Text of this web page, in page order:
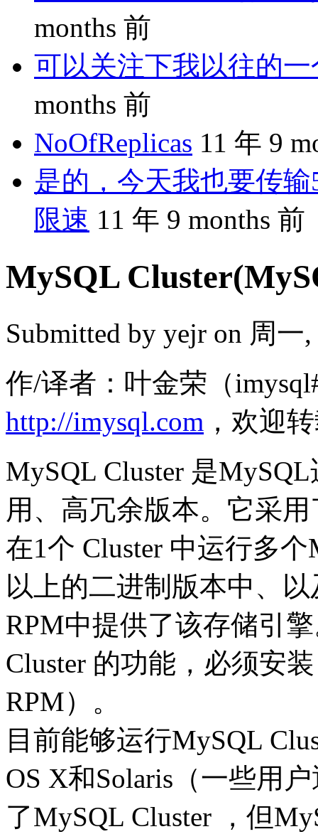
months 前
可以关注下我以往的
months 前
NoOfReplicas 11 年 9
是的，今天我也要传
限速 11 年 9 months 前
MySQL
Submitted by yejr on 周一,
作/译者：叶金荣（
http://imysql.com ，欢迎
MySQL Cluster 是
用、高冗余版本。它采
在1个 Cluster 中运行多
以上的二进制版本中、
RPM中提供了该存储引
Cluster 的功能，必须安
RPM）。
目前能够运行MySQL
OS X和Solaris（一些用
了MySQL Cluster ，但